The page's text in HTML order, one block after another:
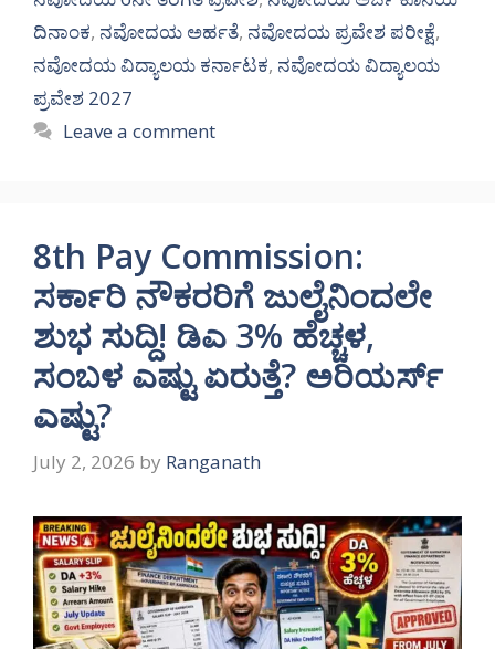
ದಿನಾಂಕ, ನವೋದಯ ಅರ್ಹತೆ, ನವೋದಯ ಪ್ರವೇಶ ಪರೀಕ್ಷೆ,
ನವೋದಯ ವಿದ್ಯಾಲಯ ಕರ್ನಾಟಕ, ನವೋದಯ ವಿದ್ಯಾಲಯ
ಪ್ರವೇಶ 2027
Leave a comment
8th Pay Commission:
ಸರ್ಕಾರಿ ನೌಕರರಿಗೆ ಜುಲೈನಿಂದಲೇ
ಶುಭ ಸುದ್ದಿ! ಡಿಎ 3% ಹೆಚ್ಚಳ,
ಸಂಬಳ ಎಷ್ಟು ಏರುತ್ತೆ? ಅರಿಯರ್ಸ್
ಎಷ್ಟು?
July 2, 2026 by Ranganath